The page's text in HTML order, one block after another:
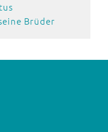
Brüder